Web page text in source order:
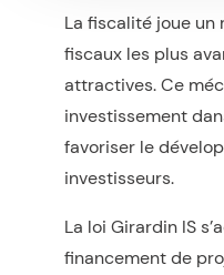
La fiscalité joue un
fiscaux les plus
attractives. Ce
investissement
favoriser le
investisseurs.
La loi Girardin IS
financement de